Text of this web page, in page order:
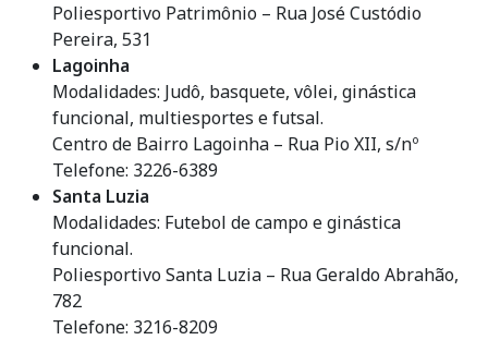
Poliesportivo Patrimônio – Rua José Custódio
Pereira, 531
Lagoinha
Modalidades: Judô, basquete, vôlei, ginástica
funcional, multiesportes e futsal.
Centro de Bairro Lagoinha – Rua Pio XII, s/nº
Telefone: 3226-6389
Santa Luzia
Modalidades: Futebol de campo e ginástica
funcional.
Poliesportivo Santa Luzia – Rua Geraldo Abrahão,
782
Telefone: 3216-8209